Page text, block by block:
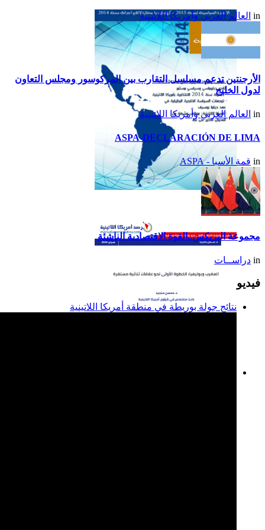
تقرير أمريكا اللاتينية لسنة
2015
تقرير أمريكا اللاتينية لسنة
2014
in العالم العربي وأمريكا اللاتينية
الأرجنتين تدعم مسلسل التقارب بين المركوسور ومجلس التعاون
لدول الخليج
in العالم العربي وأمريكا اللاتينية
ASPA-DECLARACIÓN DE LIMA
in قمة الأسبا - ASPA
مجموعة البريكس..القوة الاقتصادية الناشئة
in دراســات
فيديو
نتائج جولة بوريطة في منطقة أمريكا اللاتينية